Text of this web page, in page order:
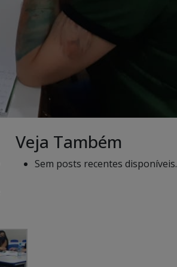
Veja Também
Sem posts recentes disponíveis.